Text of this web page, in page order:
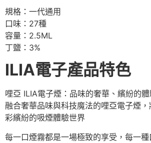
規格：一代通用
口味：27種
容量：2.5ML
丁鹽：3%
ILIA電子產品特色
哩亞 ILIA電子煙：品味的奢華、繽紛的
融合奢華品味與科技魔法的哩亞電子煙
彩繽紛的吸煙體驗世界
每一口煙霧都是一場極致的享受，每一